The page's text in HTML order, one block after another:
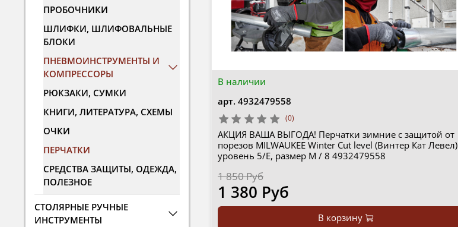
В наличии
арт. 4932479558
(0)
АКЦИЯ ВАША ВЫГОДА! Перчатки зимние с защитой от
порезов MILWAUKEE Winter Cut level (Винтер Кат Левел)
уровень 5/E, размер M / 8 4932479558
1 850 Руб
1 380 Руб
В корзину
ПРОБОЧНИКИ
ШЛИФКИ, ШЛИФОВАЛЬНЫЕ
БЛОКИ
ПНЕВМОИНСТРУМЕНТЫ И
КОМПРЕССОРЫ
РЮКЗАКИ, СУМКИ
КНИГИ, ЛИТЕРАТУРА, СХЕМЫ
ОЧКИ
ПЕРЧАТКИ
СРЕДСТВА ЗАЩИТЫ, ОДЕЖДА,
ПОЛЕЗНОЕ
СТОЛЯРНЫЕ РУЧНЫЕ
ИНСТРУМЕНТЫ